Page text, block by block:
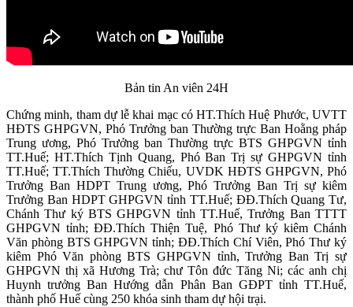
Bản tin An viên 24H
Chứng minh, tham dự lễ khai mạc có HT.Thích Huệ Phước, UVTT
HĐTS GHPGVN, Phó Trưởng ban Thường trực Ban Hoằng pháp
Trung ương, Phó Trưởng ban Thường trực BTS GHPGVN tỉnh
TT.Huế; HT.Thích Tịnh Quang, Phó Ban Trị sự GHPGVN tỉnh
TT.Huế; TT.Thích Thường Chiếu, UVDK HĐTS GHPGVN, Phó
Trưởng Ban HDPT Trung ương, Phó Trưởng Ban Trị sự kiêm
Trưởng Ban HDPT GHPGVN tỉnh TT.Huế; ĐĐ.Thích Quang Tư,
Chánh Thư ký BTS GHPGVN tỉnh TT.Huế, Trưởng Ban TTTT
GHPGVN tỉnh; ĐĐ.Thích Thiện Tuệ, Phó Thư ký kiêm Chánh
Văn phòng BTS GHPGVN tỉnh; ĐĐ.Thích Chí Viên, Phó Thư ký
kiêm Phó Văn phòng BTS GHPGVN tỉnh, Trưởng Ban Trị sự
GHPGVN thị xã Hương Trà; chư Tôn đức Tăng Ni; các anh chị
Huynh trưởng Ban Hướng dẫn Phân Ban GĐPT tỉnh TT.Huế,
thành phố Huế cùng 250 khóa sinh tham dự hội trại.